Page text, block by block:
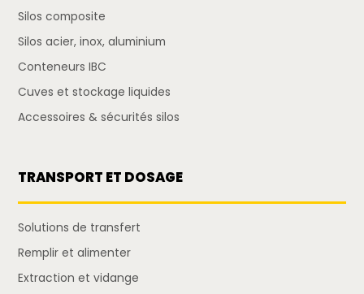
Silos composite
Silos acier, inox, aluminium
Conteneurs IBC
Cuves et stockage liquides
Accessoires & sécurités silos
TRANSPORT ET DOSAGE
Solutions de transfert
Remplir et alimenter
Extraction et vidange